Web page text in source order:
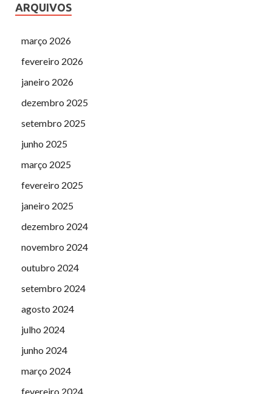
ARQUIVOS
março 2026
fevereiro 2026
janeiro 2026
dezembro 2025
setembro 2025
junho 2025
março 2025
fevereiro 2025
janeiro 2025
dezembro 2024
novembro 2024
outubro 2024
setembro 2024
agosto 2024
julho 2024
junho 2024
março 2024
fevereiro 2024